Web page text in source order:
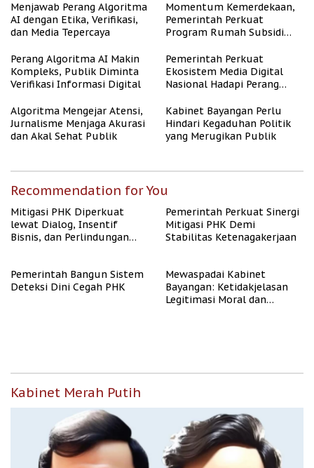
Menjawab Perang Algoritma
AI dengan Etika, Verifikasi,
dan Media Tepercaya
Momentum Kemerdekaan,
Pemerintah Perkuat
Program Rumah Subsidi
Berpenghasilan Rendah
Perang Algoritma AI Makin
Kompleks, Publik Diminta
Verifikasi Informasi Digital
Pemerintah Perkuat
Ekosistem Media Digital
Nasional Hadapi Perang
Algoritma Mengejar Atensi,
Jurnalisme Menjaga Akurasi
dan Akal Sehat Publik
Kabinet Bayangan Perlu
Hindari Kegaduhan Politik
yang Merugikan Publik
Recommendation for You
Mitigasi PHK Diperkuat
lewat Dialog, Insentif
Bisnis, dan Perlindungan
Pemerintah Perkuat Sinergi
Mitigasi PHK Demi
Stabilitas Ketenagakerjaan
Pemerintah Bangun Sistem
Deteksi Dini Cegah PHK
Mewaspadai Kabinet
Bayangan: Ketidakjelasan
Legitimasi Moral dan
Kabinet Merah Putih